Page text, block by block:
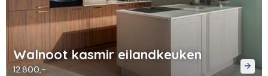
Walnoot kasmir eilandkeuken
12.800,-